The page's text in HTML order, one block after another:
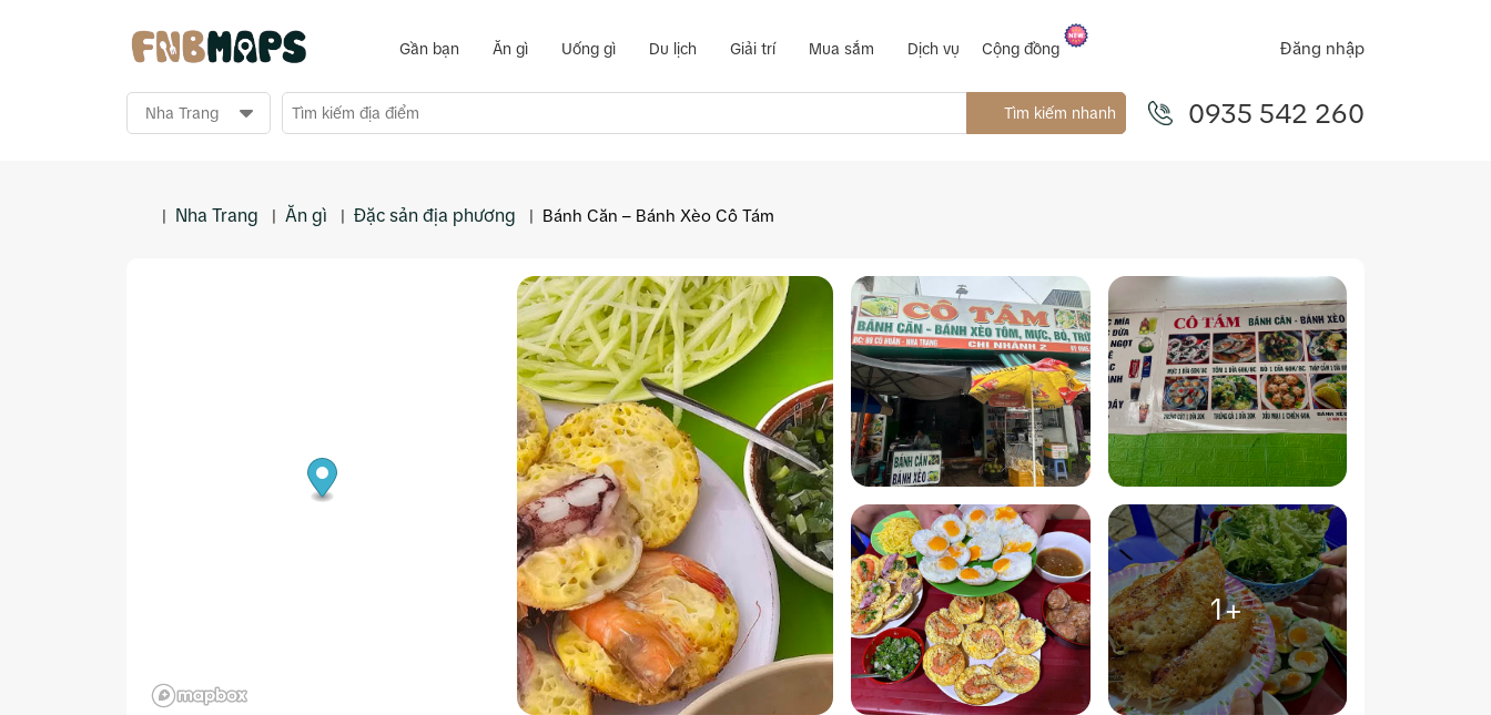
Gần bạn Ăn gì Uống gì Du lịch Giải trí Mua sắm Dịch vụ Cộng đồng Đăng nhập
Tìm kiếm nhanh 0935 542 260
| Nha Trang | Ăn gì | Đặc sản địa phương | Bánh Căn – Bánh Xèo Cô Tám
1+